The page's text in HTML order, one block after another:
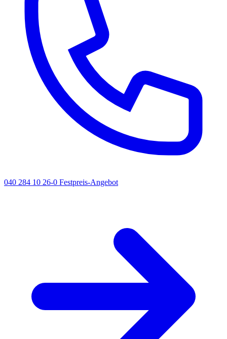
040 284 10 26-0 Festpreis-Angebot